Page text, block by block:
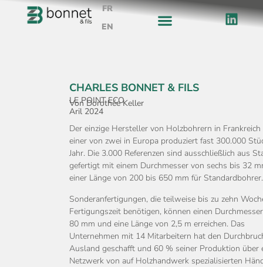
FR
EN
CHARLES BONNET & FILS
LE POINT ECO​
Von Dorothée Keller
Aril 2024
Der einzige Hersteller von Holzbohrern in
einer von zwei in Europa produziert fast 300.000
Jahr. Die 3.000 Referenzen sind ausschließlich aus
gefertigt mit einem Durchmesser von sechs bis 32
einer Länge von 200 bis 650 mm für Standardbohrer.
Sonderanfertigungen, die teilweise bis zu zehn
Fertigungszeit benötigen, können einen
80 mm und eine Länge von 2,5 m erreichen. Das
Unternehmen mit 14 Mitarbeitern hat den
Ausland geschafft und 60 % seiner Produktion über
Netzwerk von auf Holzhandwerk spezialisierten